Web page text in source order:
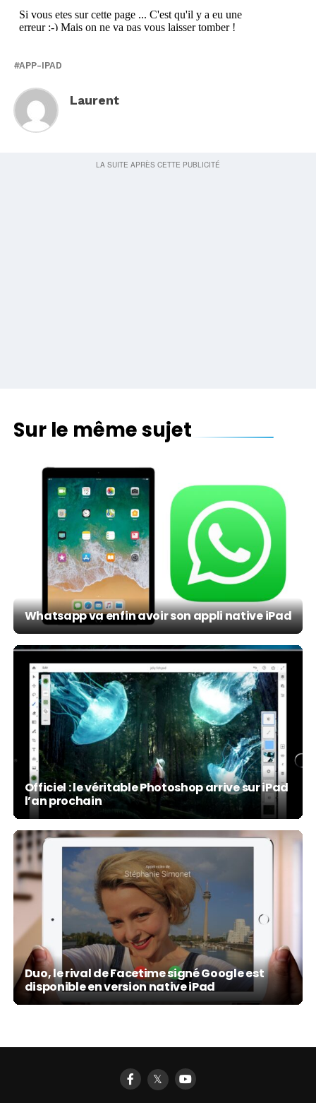
APP-IPAD
Laurent
Sur le même sujet
Whatsapp va enfin avoir son appli native iPad
Officiel : le véritable Photoshop arrive sur iPad
l’an prochain
Duo, le rival de Facetime signé Google est
disponible en version native iPad
𝕏